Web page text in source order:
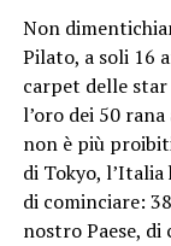
Non
Pilato, a soli 16
carpet delle
l’oro dei 50
non è più
di Tokyo,
di cominciare:
nostro Paese,